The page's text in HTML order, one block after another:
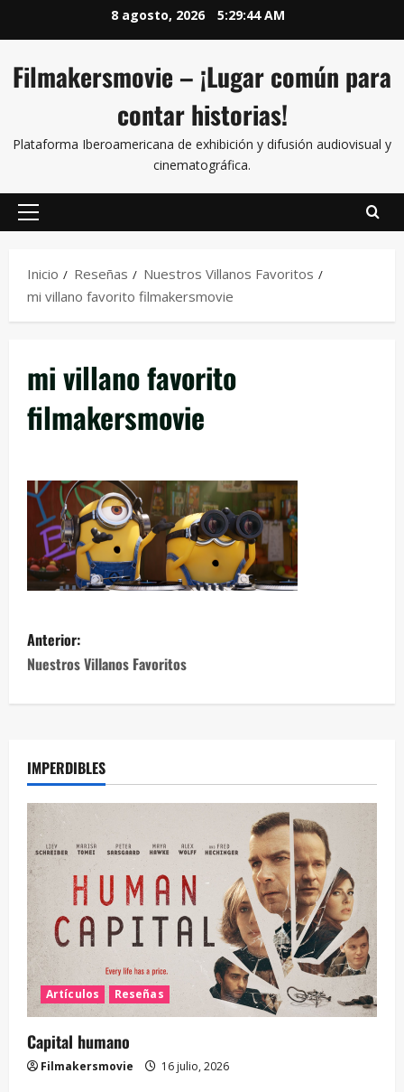
8 agosto, 2026 5:29:44 AM
Filmakersmovie – ¡Lugar común para
contar historias!
Plataforma Iberoamericana de exhibición y difusión audiovisual y
cinematográfica.
Inicio Reseñas
Nuestros Villanos Favoritos
mi villano favorito filmakersmovie
mi villano favorito
filmakersmovie
Anterior:
Nuestros Villanos Favoritos
IMPERDIBLES
Artículos Reseñas
Capital humano
Filmakersmovie 16 julio, 2026